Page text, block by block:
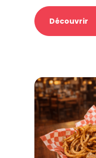
Découvrir